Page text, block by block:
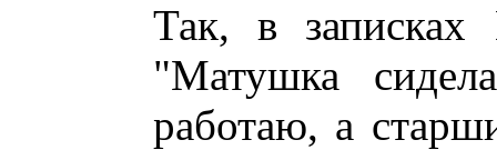
Так, в
"Матушка
работаю, а